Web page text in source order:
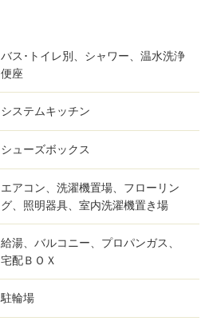
バス･トイレ別、シャワー、温水洗浄
便座
システムキッチン
シューズボックス
エアコン、洗濯機置場、フローリン
グ、照明器具、室内洗濯機置き場
給湯、バルコニー、プロパンガス、
宅配ＢＯＸ
駐輪場